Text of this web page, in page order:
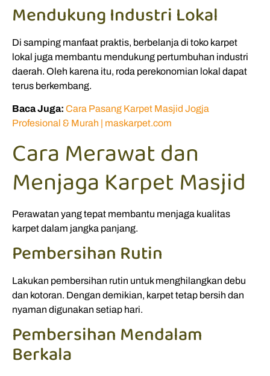
Mendukung Industri Lokal
Di samping manfaat praktis, berbelanja di toko karpet
lokal juga membantu mendukung pertumbuhan industri
daerah. Oleh karena itu, roda perekonomian lokal dapat
terus berkembang.
Baca Juga: Cara Pasang Karpet Masjid Jogja
Profesional & Murah | maskarpet.com
Cara Merawat dan
Menjaga Karpet Masjid
Perawatan yang tepat membantu menjaga kualitas
karpet dalam jangka panjang.
Pembersihan Rutin
Lakukan pembersihan rutin untuk menghilangkan debu
dan kotoran. Dengan demikian, karpet tetap bersih dan
nyaman digunakan setiap hari.
Pembersihan Mendalam
Berkala